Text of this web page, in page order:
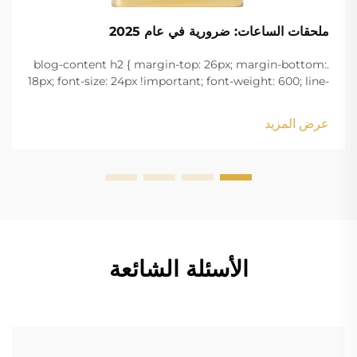
ملحقات الساعات: ضرورية في عام 2025
.blog-content h2 { margin-top: 26px; margin-bottom:
18px; font-size: 24px !important; font-weight: 600; line-
margin-bottom: 18px; font-size: 20px !important; font-
w...
عرض المزيد
الأسئلة الشائعة